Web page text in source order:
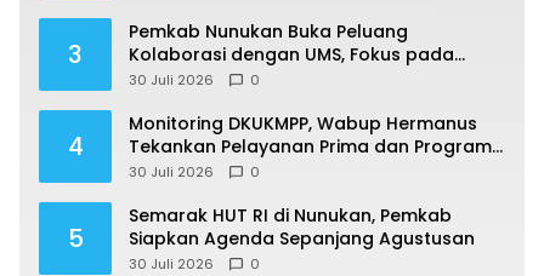
3
Pemkab Nunukan Buka Peluang
Kolaborasi dengan UMS, Fokus pada
Penguatan Kawasan Perbatasan
30 Juli 2026 0
4
Monitoring DKUKMPP, Wabup Hermanus
Tekankan Pelayanan Prima dan Program
Berdampak
30 Juli 2026 0
5
Semarak HUT RI di Nunukan, Pemkab
Siapkan Agenda Sepanjang Agustusan
30 Juli 2026 0